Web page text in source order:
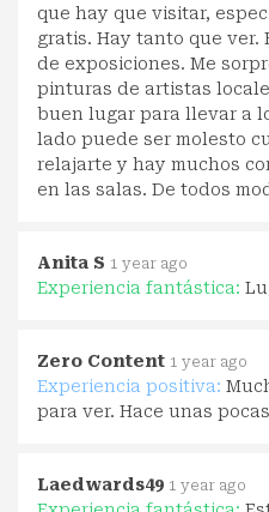
que hay que visitar,
gratis. Hay tanto que ver.
de exposiciones. Me
pinturas de artistas
buen lugar para llevar a
lado puede ser molesto
relajarte y hay muchos
en las salas. De todos
Anita S 1 year ago
Experiencia fantástica:
Zero Content 1 year ago
Experiencia positiva:
para ver. Hace unas
Laedwards49 1 year ago